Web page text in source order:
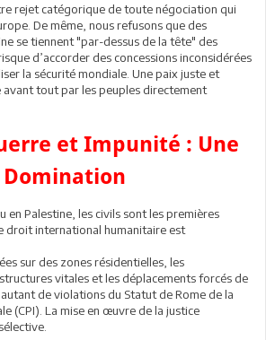
rejet catégorique de toute négociation qui
De même, nous refusons que des
se tiennent "par-dessus de la tête" des
d’accorder des concessions inconsidérées
la sécurité mondiale. Une paix juste et
tout par les peuples directement
et Impunité : Une
en Palestine, les civils sont les premières
droit international humanitaire est
sur des zones résidentielles, les
vitales et les déplacements forcés de
de violations du Statut de Rome de la
(CPI). La mise en œuvre de la justice